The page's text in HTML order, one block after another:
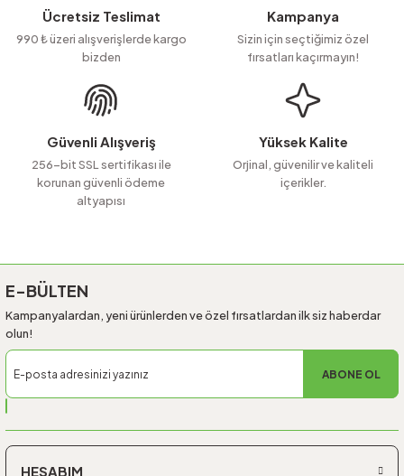
Ürün resmi kalitesiz, bozuk veya görüntülenemiyor.
Ürün açıklamasında eksik bilgiler bulunuyor.
Ürün bilgilerinde hatalar bulunuyor.
Ürün fiyatı diğer sitelerden daha pahalı.
Bu ürüne benzer farklı alternatifler olmalı.
Ücretsiz Teslimat
990 ₺ üzeri alışverişlerde kargo
bizden
Kampanya
Sizin için seçtiğimiz özel
fırsatları kaçırmayın!
Güvenli Alışveriş
256-bit SSL sertifikası ile
korunan güvenli ödeme
altyapısı
Yüksek Kalite
Orjinal, güvenilir ve kaliteli
içerikler.
E-BÜLTEN
Kampanyalardan, yeni ürünlerden ve özel fırsatlardan ilk siz haberdar
olun!
ABONE OL
HESABIM